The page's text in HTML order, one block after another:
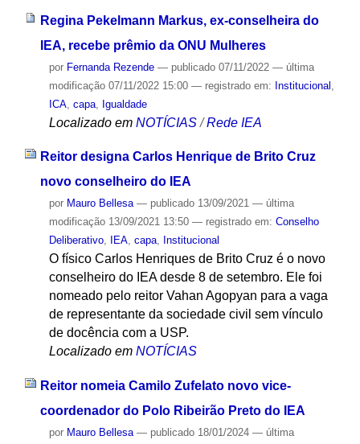
Regina Pekelmann Markus, ex-conselheira do
IEA, recebe prêmio da ONU Mulheres
por Fernanda Rezende — publicado07/11/2022 — última
modificação07/11/2022 15:00 — registrado em: Institucional
ICA, capa, Igualdade
Localizado em NOTÍCIAS /Rede IEA
Reitor designa Carlos Henrique de Brito Cruz
novo conselheiro do IEA
por Mauro Bellesa — publicado13/09/2021 — última
modificação13/09/2021 13:50 — registrado em: Conselho
Deliberativo, IEA, capa, Institucional
O físico Carlos Henriques de Brito Cruz é o novo
conselheiro do IEA desde 8 de setembro. Ele foi
nomeado pelo reitor Vahan Agopyan para a vaga
de representante da sociedade civil sem vínculo
de docência com a USP.
Localizado em NOTÍCIAS
Reitor nomeia Camilo Zufelato novo vice-
coordenador do Polo Ribeirão Preto do IEA
por Mauro Bellesa — publicado18/01/2024 — última